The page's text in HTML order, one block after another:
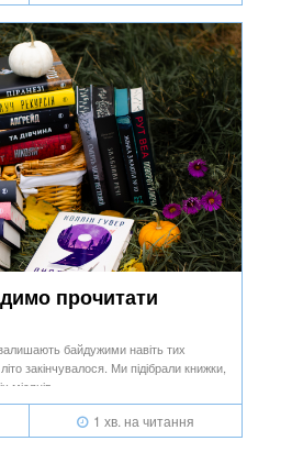
прочитати
байдужими навіть тих
закінчувалося. Ми підібрали книжки,
місяців.
1 хв. на читання